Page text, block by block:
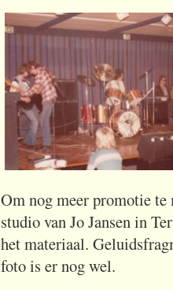
Om nog meer promotie te
studio van Jo Jansen in
het materiaal.
foto is er nog wel.